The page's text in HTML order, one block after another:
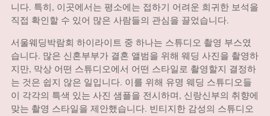
니다. 특히, 이곳에서는 평소에는 접하기 어려운 희귀한 보석을
직접 확인할 수 있어 많은 사람들의 관심을 끌었습니다.
서울웨딩박람회 하이라이트 중 하나는 스튜디오 촬영 부스였
습니다. 많은 신혼부부가 결혼 앨범을 위해 웨딩 사진을 촬영하
지만, 막상 어떤 스튜디오에서 어떤 스타일로 촬영할지 결정하
는 것은 쉽지 않은 일입니다. 이를 위해 유명 웨딩 스튜디오들
이 각각의 특색 있는 사진 샘플을 전시하며, 신랑신부의 취향에
맞는 촬영 스타일을 제안했습니다. 빈티지한 감성의 스튜디오